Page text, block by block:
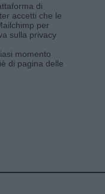
di
accetti che le
per
sulla privacy
momento
di pagina delle